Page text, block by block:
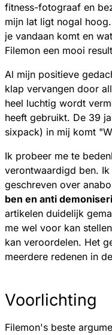
fitness-fotograaf en
mijn lat ligt nogal
je vandaan komt en
Filemon een mooi
Al mijn positieve
klap vervangen door
heel luchtig wordt
heeft gebruikt. De 39
sixpack) in mij komt
Ik probeer me te
verontwaardigd ben.
geschreven over
ben en anti
artikelen duidelijk
me wel voor kan
kan veroordelen. Het
meerdere redenen in
Voorlichting
Filemon's beste